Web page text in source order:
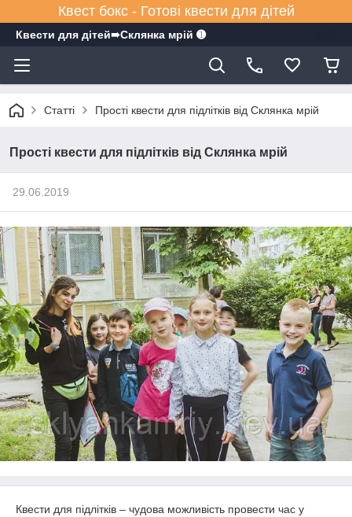
Квест бокс - Готові квести для дітей
Квести для дітей➠Склянка мрiй ➊
Статті Прості квести для підлітків від Склянка мрій
Прості квести для підлітків від Склянка мрій
29.06.2019
Квести для підлітків – чудова можливість провести час у